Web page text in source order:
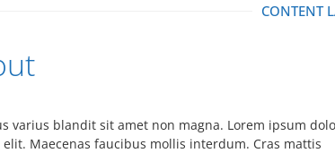
CONTENT
varius blandit sit amet non magna. Lorem ipsum
Maecenas faucibus mollis interdum. Cras mattis